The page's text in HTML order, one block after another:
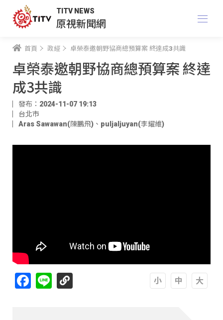
TITV NEWS
原視新聞網
首頁 政經 卓榮泰邀朝野協商總預算案 終達成3共識
卓榮泰邀朝野協商總預算案 終達
成3共識
發布：2024-11-07 19:13
台北市
Aras Sawawan(陳鵬飛) 、 puljaljuyan(李耀維)
Facebook
Line